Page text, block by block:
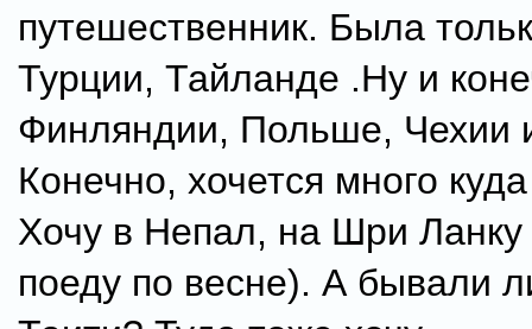
путешественник. Была
Турции, Тайланде .Ну и
Финляндии, Польше, Чехии
Конечно, хочется много
Хочу в Непал, на Шри
поеду по весне). А бывали